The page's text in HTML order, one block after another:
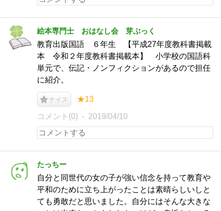
絵本専門士 おはなし会 芽ぶっく
教育出版国語 ６年生 【平成27年度教科書掲載
本 令和２年度教科書掲載本】 小学校の国語科
単元で、伝記・ノンフィクションがあるので担任
に紹介。
ナイス ★13
コメント(0) 2019/04/10
たっちー
自分と同世代の女の子が強い信念を持って教育や
平和のために立ち上がったことは素晴らしいしと
ても勇敢だと思いました。自分にはそんな大きな